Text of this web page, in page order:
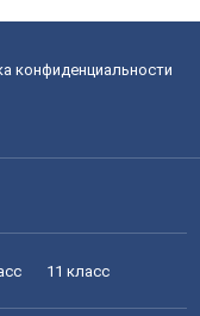
конфиденциальности
11 класс